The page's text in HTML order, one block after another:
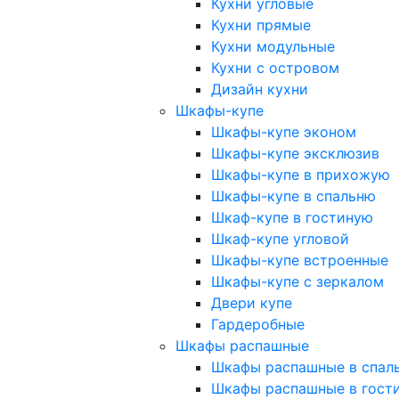
Кухни угловые
Кухни прямые
Кухни модульные
Кухни с островом
Дизайн кухни
Шкафы-купе
Шкафы-купе эконом
Шкафы-купе эксклюзив
Шкафы-купе в прихожую
Шкафы-купе в спальню
Шкаф-купе в гостиную
Шкаф-купе угловой
Шкафы-купе встроенные
Шкафы-купе с зеркалом
Двери купе
Гардеробные
Шкафы распашные
Шкафы распашные в
Шкафы распашные в